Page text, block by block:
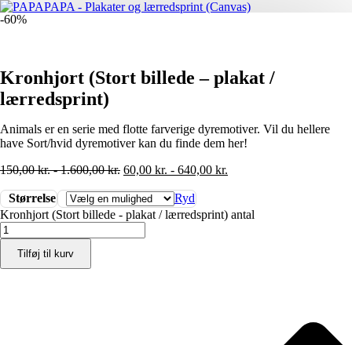
-60%
Kronhjort (Stort billede – plakat /
lærredsprint)
Animals er en serie med flotte farverige dyremotiver. Vil du hellere
have Sort/hvid dyremotiver kan du finde dem her!
150,00kr.-1.600,00kr. 60,00 kr. - 640,00 kr.
Størrelse
Ryd
Kronhjort (Stort billede - plakat / lærredsprint) antal
Tilføj til kurv